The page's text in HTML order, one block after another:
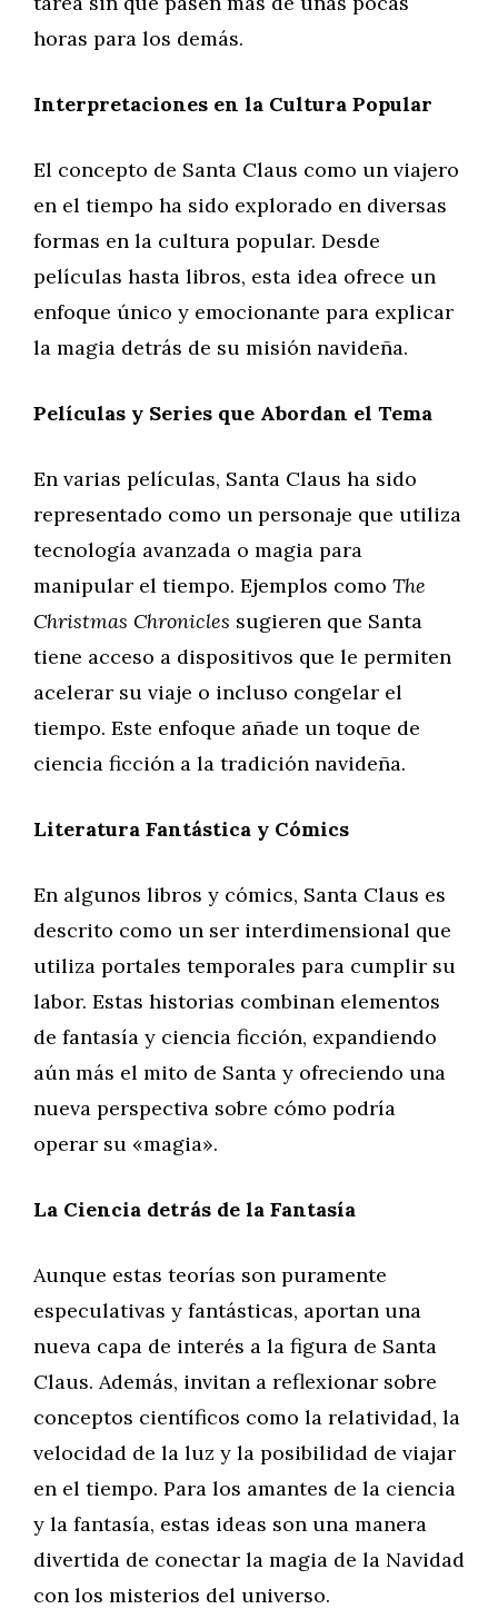
horas para los demás.
Interpretaciones en la Cultura Popular
El concepto de Santa Claus como un viajero
en el tiempo ha sido explorado en diversas
formas en la cultura popular. Desde
películas hasta libros, esta idea ofrece un
enfoque único y emocionante para explicar
la magia detrás de su misión navideña.
Películas y Series que Abordan el Tema
En varias películas, Santa Claus ha sido
representado como un personaje que utiliza
tecnología avanzada o magia para
manipular el tiempo. Ejemplos como The
Christmas Chronicles sugieren que Santa
tiene acceso a dispositivos que le permiten
acelerar su viaje o incluso congelar el
tiempo. Este enfoque añade un toque de
ciencia ficción a la tradición navideña.
Literatura Fantástica y Cómics
En algunos libros y cómics, Santa Claus es
descrito como un ser interdimensional que
utiliza portales temporales para cumplir su
labor. Estas historias combinan elementos
de fantasía y ciencia ficción, expandiendo
aún más el mito de Santa y ofreciendo una
nueva perspectiva sobre cómo podría
operar su «magia».
La Ciencia detrás de la Fantasía
Aunque estas teorías son puramente
especulativas y fantásticas, aportan una
nueva capa de interés a la figura de Santa
Claus. Además, invitan a reflexionar sobre
conceptos científicos como la relatividad, la
velocidad de la luz y la posibilidad de viajar
en el tiempo. Para los amantes de la ciencia
y la fantasía, estas ideas son una manera
divertida de conectar la magia de la Navidad
con los misterios del universo.